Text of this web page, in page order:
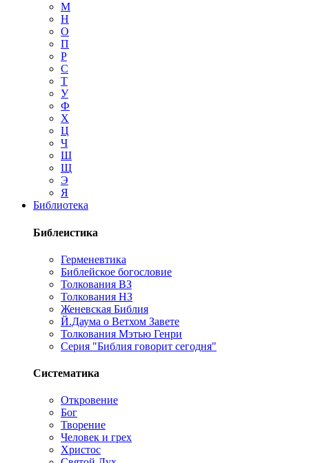
М
Н
О
П
Р
С
Т
У
Ф
Х
Ц
Ч
Ш
Щ
Э
Я
Библиотека
Библеистика
Герменевтика
Библейское богословие
Толкования ВЗ
Толкования НЗ
Женевская Библия
Й.Даума о Ветхом Завете
Толкования Мэтью Генри
Серия "Библия говорит сегодня"
Систематика
Откровение
Бог
Творение
Человек и грех
Христос